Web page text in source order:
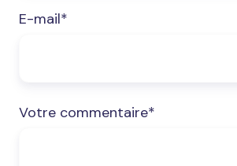
E-mail*
Votre commentaire*